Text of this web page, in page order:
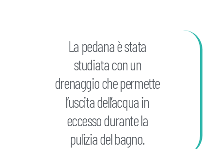
La pedana è stata
studiata con un
drenaggio che permette
l’uscita dell’acqua in
eccesso durante la
pulizia del bagno.